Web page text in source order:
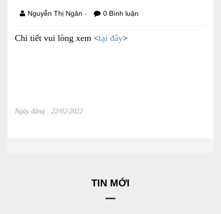
Ván ép
Nguyễn Thị Ngân - 0 Bình luận
Chi tiết vui lòng xem <tại đây>
Ngày đăng : 22/02/2022
TIN MỚI